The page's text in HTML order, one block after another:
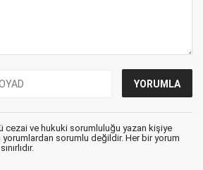
cezai ve hukuki sorumluluğu yazan kişiye
yorumlardan sorumlu değildir. Her bir yorum